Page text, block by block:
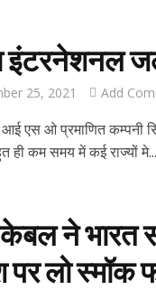
इंटरनेशनल
25, 2021 Add
आई एस ओ प्रमाणित
ही कम समय में कई राज्यों मे...
ने भारत
पर लो स्मॉक